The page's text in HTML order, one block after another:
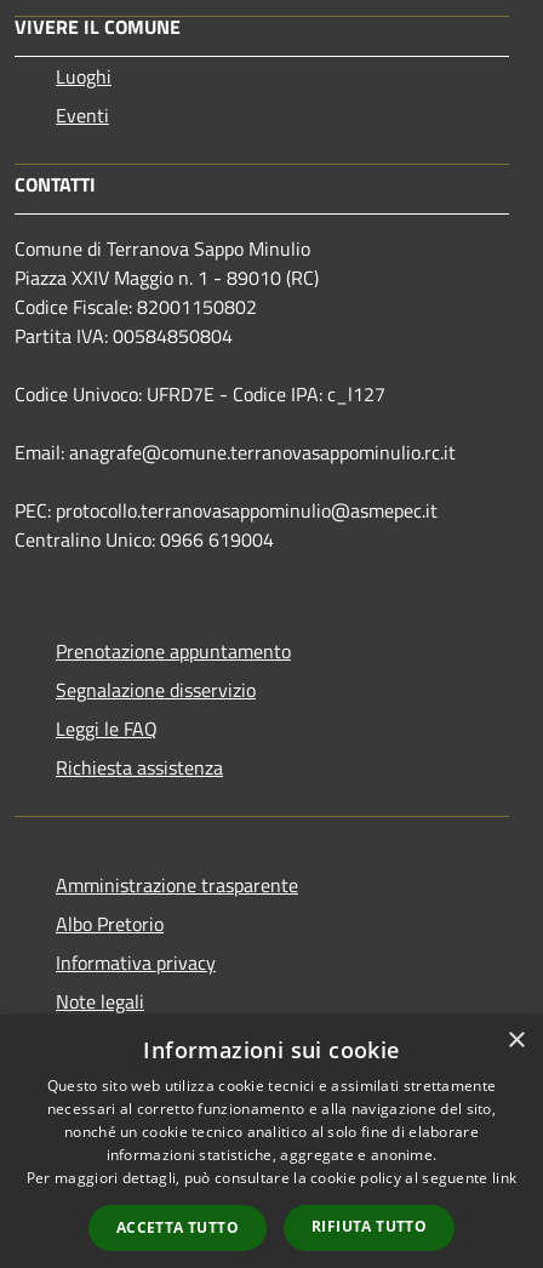
VIVERE IL COMUNE
Luoghi
Eventi
CONTATTI
Comune di Terranova Sappo Minulio
Piazza XXIV Maggio n. 1 - 89010 (RC)
Codice Fiscale: 82001150802
Partita IVA: 00584850804
Codice Univoco: UFRD7E - Codice IPA: c_l127
Email: anagrafe@comune.terranovasappominulio.rc.it
PEC: protocollo.terranovasappominulio@asmepec.it
Centralino Unico: 0966 619004
Prenotazione appuntamento
Segnalazione disservizio
Leggi le FAQ
Richiesta assistenza
Amministrazione trasparente
Albo Pretorio
Informativa privacy
Note legali
Dichiarazione di accessibilità
Accessibilità
Copyright © 2026 • Comune di
Terranova Sappo Minulio •
Powered byMunicipium
Accesso redazione
×
Informazioni sui cookie
Questo sito web utilizza cookie tecnici e assimilati strettamente
necessari al corretto funzionamento e alla navigazione del sito,
nonché un cookie tecnico analitico al solo fine di elaborare
informazioni statistiche, aggregate e anonime.
Per maggiori dettagli, può consultare la cookie policy al seguente link
ACCETTA TUTTO RIFIUTA TUTTO